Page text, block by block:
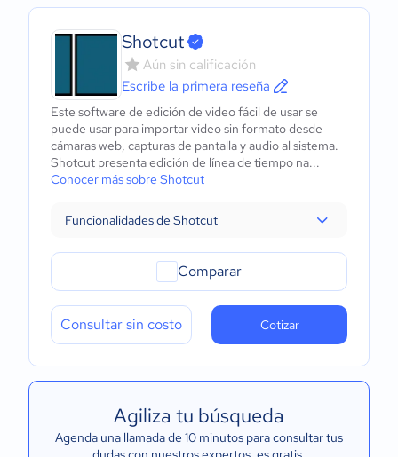
Shotcut
Aún sin calificación
Escribe la primera reseña
Este software de edición de video fácil de usar se
puede usar para importar video sin formato desde
cámaras web, capturas de pantalla y audio al sistema.
Shotcut presenta edición de línea de tiempo na...
Conocer más sobre Shotcut
Funcionalidades de Shotcut
Comparar
Consultar sin costo Cotizar
Agiliza tu búsqueda
Agenda una llamada de 10 minutos para consultar tus